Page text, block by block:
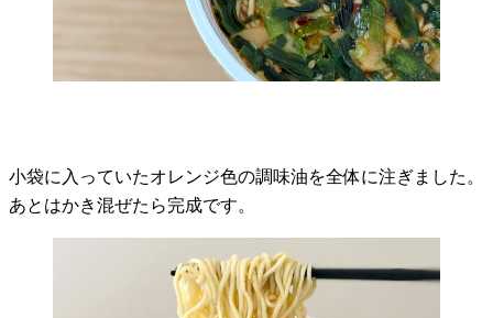
小袋に入っていたオレンジ色の調味油を全体に注ぎました。
あとはかき混ぜたら完成です。